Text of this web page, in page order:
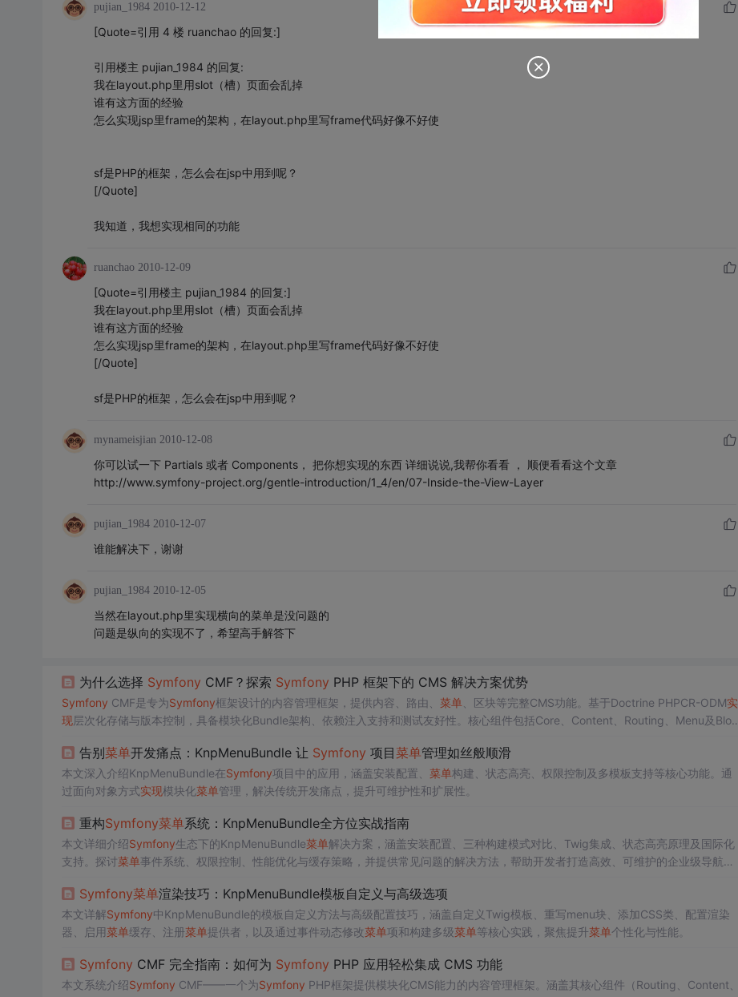
pujian_1984 2010-12-12
[Quote=引用 4 楼 ruanchao 的回复:]
引用楼主 pujian_1984 的回复:
我在layout.php里用slot（槽）页面会乱掉
谁有这方面的经验
怎么实现jsp里frame的架构，在layout.php里写frame代码好像不好使
sf是PHP的框架，怎么会在jsp中用到呢？
[/Quote]
我知道，我想实现相同的功能
ruanchao 2010-12-09
[Quote=引用楼主 pujian_1984 的回复:]
我在layout.php里用slot（槽）页面会乱掉
谁有这方面的经验
怎么实现jsp里frame的架构，在layout.php里写frame代码好像不好使
[/Quote]
sf是PHP的框架，怎么会在jsp中用到呢？
mynameisjian 2010-12-08
你可以试一下 Partials 或者 Components， 把你想实现的东西 详细说说,我帮你看看 ， 顺便看看这个文章
http://www.symfony-project.org/gentle-introduction/1_4/en/07-Inside-the-View-Layer
pujian_1984 2010-12-07
谁能解决下，谢谢
pujian_1984 2010-12-05
当然在layout.php里实现横向的菜单是没问题的
问题是纵向的实现不了，希望高手解答下
为什么选择 Symfony CMF？探索 Symfony PHP 框架下的 CMS 解决方案优势
Symfony CMF是专为Symfony框架设计的内容管理框架，提供内容、路由、 菜单、区块等完整CMS功能。基于Doctrine PHPCR-ODM实
现层次化存储与版本控制，具备模块化Bundle架构、依赖注入支持和测试友好性。核心组件包括Core、Content、Routing、Menu及Bloc
告别菜单开发痛点：KnpMenuBundle 让 Symfony 项目 菜单管理如丝般顺滑
本文深入介绍KnpMenuBundle在Symfony项目中的应用，涵盖安装配置、 菜单构建、状态高亮、权限控制及多模板支持等核心功能。通
过面向对象方式实现模块化菜单管理，解决传统开发痛点，提升可维护性和扩展性。
重构Symfony菜单系统：KnpMenuBundle全方位实战指南
本文详细介绍Symfony生态下的KnpMenuBundle菜单解决方案，涵盖安装配置、三种构建模式对比、Twig集成、状态高亮原理及国际化
支持。探讨菜单事件系统、权限控制、性能优化与缓存策略，并提供常见问题的解决方法，帮助开发者打造高效、可维护的企业级导航系
Symfony菜单渲染技巧：KnpMenuBundle模板自定义与高级选项
本文详解Symfony中KnpMenuBundle的模板自定义方法与高级配置技巧，涵盖自定义Twig模板、重写menu块、添加CSS类、配置渲染
器、启用菜单缓存、注册菜单提供者，以及通过事件动态修改菜单项和构建多级菜单等核心实践，聚焦提升菜单个性化与性能。
Symfony CMF 完全指南：如何为 Symfony PHP 应用轻松集成 CMS 功能
本文系统介绍Symfony CMF——一个为Symfony PHP框架提供模块化CMS能力的内容管理框架。涵盖其核心组件（Routing、Content、